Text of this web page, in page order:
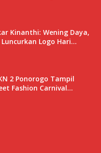
Kinanthi: Wening Daya,
Logo Hari...
2 Ponorogo Tampil
Fashion Carnival...